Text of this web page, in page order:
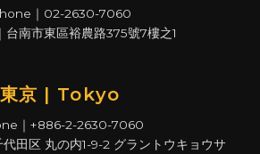
｜02-2630-7060
南市東區裕農路375號7樓之1
東京 | Tokyo
｜+886-2-2630-7060
田区 丸の内1-9-2 グラントウキョウサ